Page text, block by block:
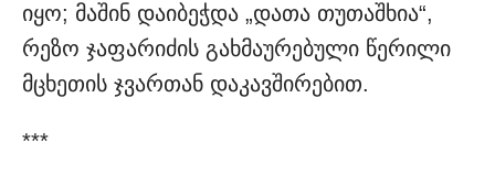
იყო; მაშინ დაიბეჭდა „დათა თუთაშხია“,
რეზო ჯაფარიძის გახმაურებული წერილი
მცხეთის ჯვართან დაკავშირებით.
***